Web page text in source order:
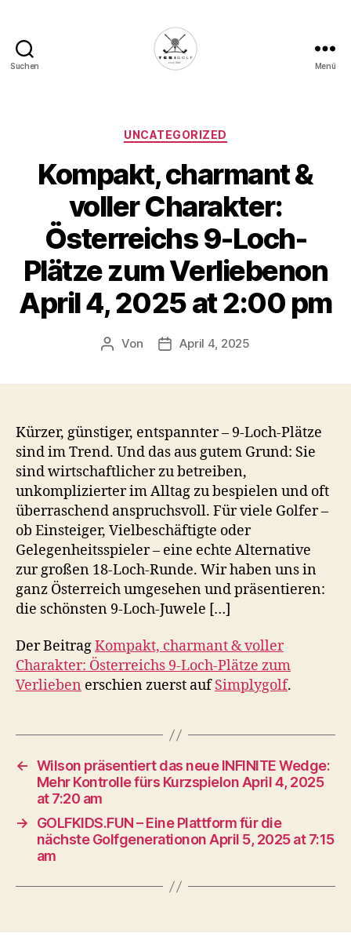
Suchen
Deine
Plattform
für
Golfbegeisterte!
Menü
Kategorien
UNCATEGORIZED
Kompakt, charmant &
voller Charakter:
Österreichs 9-Loch-
Plätze zum Verliebenon
April 4, 2025 at 2:00 pm
Beitragsautor
Von Veröffentlichungsdatum
April 4, 2025
Kürzer, günstiger, entspannter – 9-Loch-Plätze
sind im Trend. Und das aus gutem Grund: Sie
sind wirtschaftlicher zu betreiben,
unkomplizierter im Alltag zu bespielen und oft
überraschend anspruchsvoll. Für viele Golfer –
ob Einsteiger, Vielbeschäftigte oder
Gelegenheitsspieler – eine echte Alternative
zur großen 18-Loch-Runde. Wir haben uns in
ganz Österreich umgesehen und präsentieren:
die schönsten 9-Loch-Juwele […]
Der BeitragKompakt, charmant & voller
Charakter: Österreichs 9-Loch-Plätze zum
Verlieben erschien zuerst aufSimplygolf.
← Wilson präsentiert das neue INFINITE Wedge:
Mehr Kontrolle fürs Kurzspielon April 4, 2025
at 7:20 am
→
GOLFKIDS.FUN – Eine Plattform für die
nächste Golfgenerationon April 5, 2025 at 7:15
am